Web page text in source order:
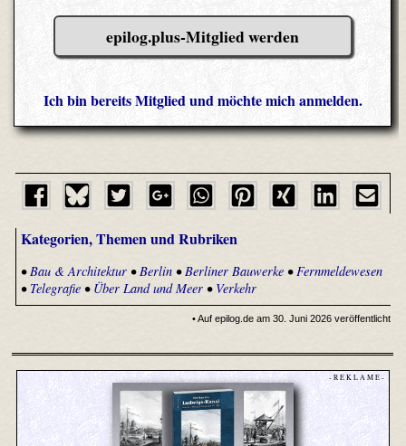
epilog.plus-Mitglied werden
Ich bin bereits Mitglied und möchte mich anmelden.
Kategorien, Themen und Rubriken
• Bau & Architektur• Berlin• Berliner Bauwerke• Fernmeldewesen
• Telegrafie• Über Land und Meer• Verkehr
• Auf epilog.de am 30. Juni 2026 veröffentlicht
- R E K L A M E -